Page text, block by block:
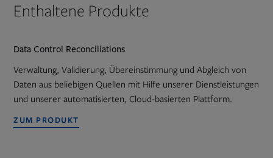
Enthaltene Produkte
Data Control Reconciliations
Verwaltung, Validierung, Übereinstimmung und Abgleich von
Daten aus beliebigen Quellen mit Hilfe unserer Dienstleistungen
und unserer automatisierten, Cloud-basierten Plattform.
ZUM PRODUKT